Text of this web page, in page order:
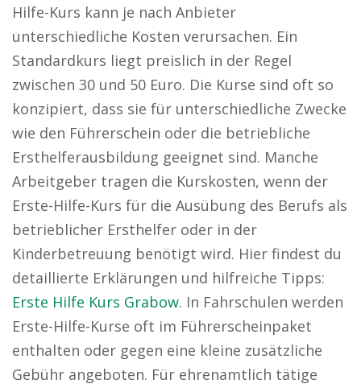
Hilfe-Kurs kann je nach Anbieter
unterschiedliche Kosten verursachen. Ein
Standardkurs liegt preislich in der Regel
zwischen 30 und 50 Euro. Die Kurse sind oft so
konzipiert, dass sie für unterschiedliche Zwecke
wie den Führerschein oder die betriebliche
Ersthelferausbildung geeignet sind. Manche
Arbeitgeber tragen die Kurskosten, wenn der
Erste-Hilfe-Kurs für die Ausübung des Berufs als
betrieblicher Ersthelfer oder in der
Kinderbetreuung benötigt wird. Hier findest du
detaillierte Erklärungen und hilfreiche Tipps:
Erste Hilfe Kurs Grabow. In Fahrschulen werden
Erste-Hilfe-Kurse oft im Führerscheinpaket
enthalten oder gegen eine kleine zusätzliche
Gebühr angeboten. Für ehrenamtlich tätige